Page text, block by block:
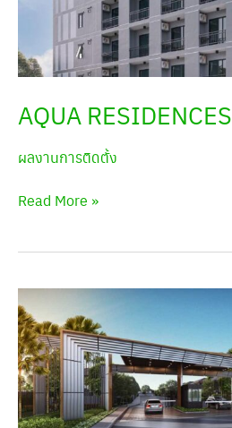
AQUA RESIDENCES
ผลงานการติดตั้ง
Read More »
หมู่
บ้า
นวิรัณ
ยา